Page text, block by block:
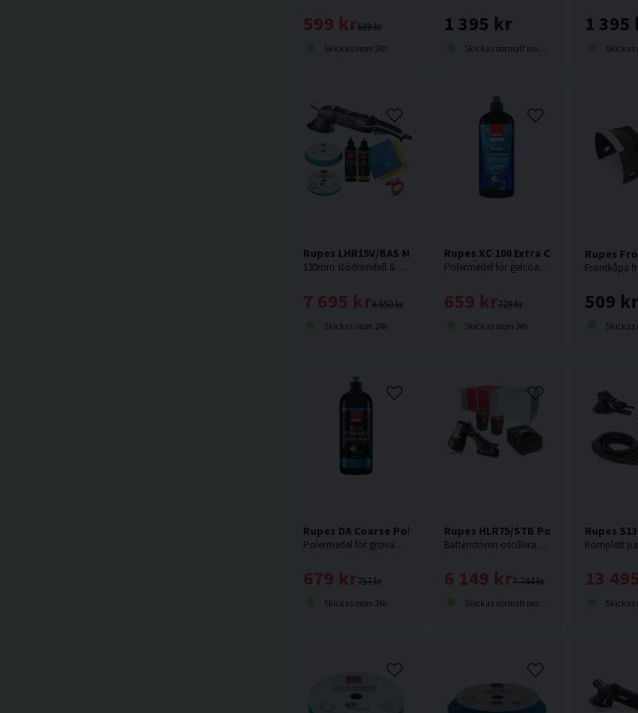
689 kr
599 kr
Skickas inom 24h
1 395 kr
Skickas normalt inom 2-5 dagar
1 395
Skickas
Rupes LHR15V/BAS Mark V Polermaskin 500w
130mm stödrondell & 150mm polerrondell. Senaste modellen från Rupes.
9 650 kr
7 695 kr
Skickas inom 24h
Rupes XC-100 Extra Cut Polermedel f.
Polermedel för gelcoat från Rupes. Kraftfullt medel som tar bort defekter motsvarande P800 sliprepor. Nyhet 2025.
729 kr
659 kr
Skickas inom 24h
Rupes
509 kr
Skickas
Rupes DA Coarse Polermedel 1L
Polermedel för grova repor.
757 kr
679 kr
Skickas inom 24h
Rupes HLR75/STB Polermaskin 18V
Batteridriven oscillerande polermaskin från Rupes som är designad med god balans och ergonomi.
7 744 kr
6 149 kr
Skickas normalt inom 1-3 dagar
Rupes
13
Skickas